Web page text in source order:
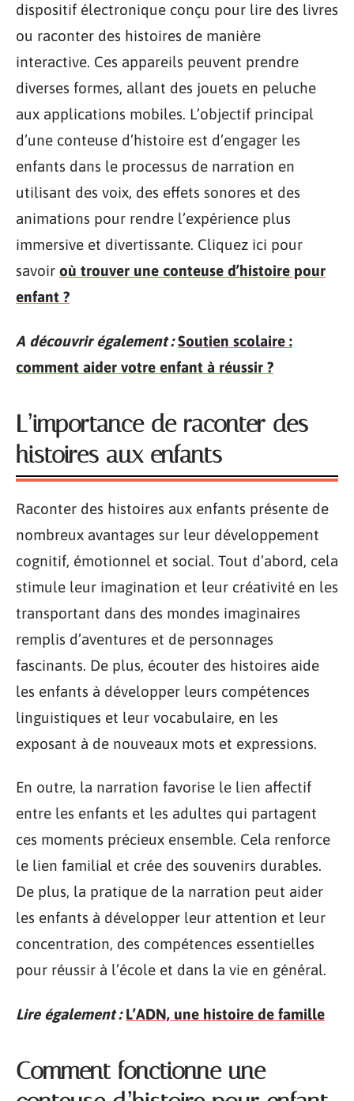
dispositif électronique conçu pour lire des livres
ou raconter des histoires de manière
interactive. Ces appareils peuvent prendre
diverses formes, allant des jouets en peluche
aux applications mobiles. L’objectif principal
d’une conteuse d’histoire est d’engager les
enfants dans le processus de narration en
utilisant des voix, des effets sonores et des
animations pour rendre l’expérience plus
immersive et divertissante. Cliquez ici pour
savoir où trouver une conteuse d’histoire pour
enfant ?
A découvrir également : Soutien scolaire :
comment aider votre enfant à réussir ?
L’importance de raconter des
histoires aux enfants
Raconter des histoires aux enfants présente de
nombreux avantages sur leur développement
cognitif, émotionnel et social. Tout d’abord, cela
stimule leur imagination et leur créativité en les
transportant dans des mondes imaginaires
remplis d’aventures et de personnages
fascinants. De plus, écouter des histoires aide
les enfants à développer leurs compétences
linguistiques et leur vocabulaire, en les
exposant à de nouveaux mots et expressions.
En outre, la narration favorise le lien affectif
entre les enfants et les adultes qui partagent
ces moments précieux ensemble. Cela renforce
le lien familial et crée des souvenirs durables.
De plus, la pratique de la narration peut aider
les enfants à développer leur attention et leur
concentration, des compétences essentielles
pour réussir à l’école et dans la vie en général.
Lire également : L’ADN, une histoire de famille
Comment fonctionne une